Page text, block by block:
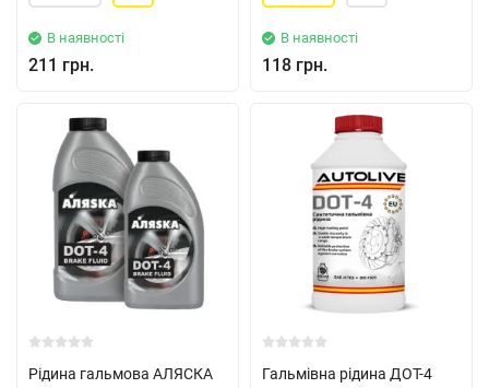
В наявності
211 грн.
В наявності
118 грн.
Рідина гальмова АЛЯСКА
Гальмівна рідина ДОТ-4